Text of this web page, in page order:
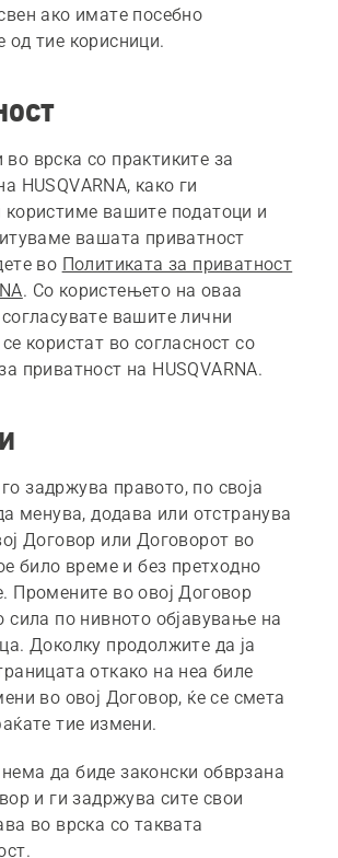
ако имате посебно
од тие корисници.
врска со практиките за
HUSQVARNA, како ги
вашите податоци и
вашата приватност
во Политиката за приватност
. Со користењето на оваа
вашите лични
користат во согласност со
приватност на HUSQVARNA.
го задржува правото, по своја
менува, додава или отстранува
Договор или Договорот во
било време и без претходно
Промените во овој Договор
сила по нивното објавување на
Доколку продолжите да ја
откако на неа биле
во овој Договор, ќе се смета
тие измени.
нема да биде законски обврзана
и ги задржува сите свои
во врска со таквата